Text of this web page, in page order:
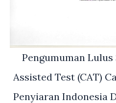
Pengumuman
Assisted Test (CAT)
Penyiaran Indonesia